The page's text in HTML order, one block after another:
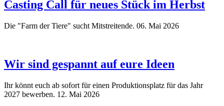
Casting Call für neues Stück im Herbst
Die "Farm der Tiere" sucht Mitstreitende. 06. Mai 2026
Wir sind gespannt auf eure Ideen
Ihr könnt euch ab sofort für einen Produktionsplatz für das Jahr
2027 bewerben. 12. Mai 2026